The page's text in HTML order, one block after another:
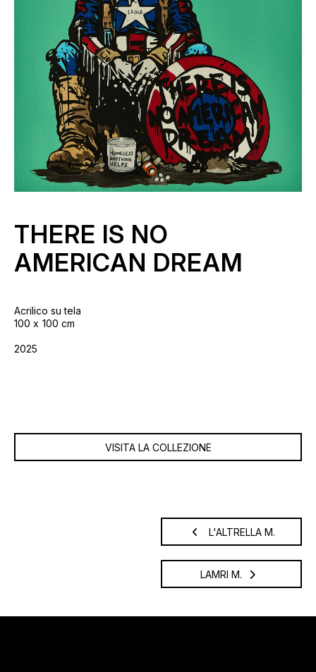
THERE IS NO
AMERICAN DREAM
Acrilico su tela
100
100 cm
2025
VISITA LA COLLEZIONE
L'ALTRELLA M.
LAMRI M.